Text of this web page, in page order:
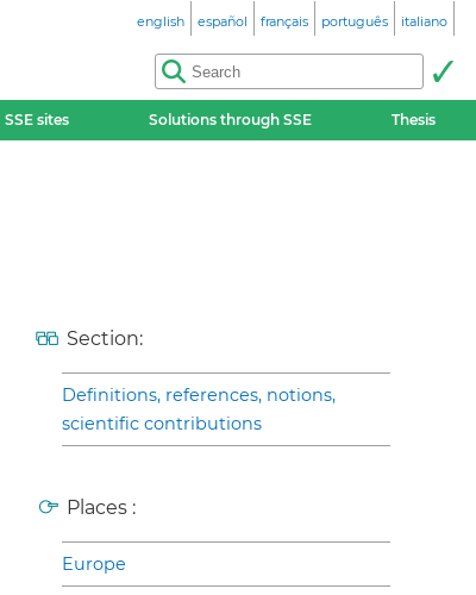
english español français português italiano
SSE sites Solutions through SSE Thesis
Section:
Definitions, references, notions,
scientific contributions
Places :
Europe